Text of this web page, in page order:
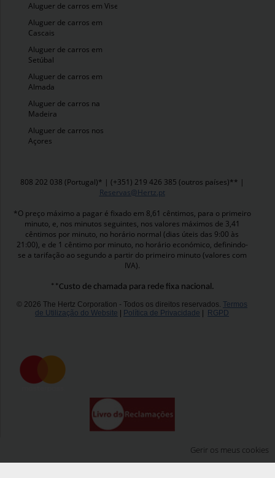
Aluguer de carros em Viseu
Aluguer de carros em
Cascais
Aluguer de carros em
Setúbal
Aluguer de carros em
Almada
Aluguer de carros na
Madeira
Aluguer de carros nos
Açores
808 202 038 (Portugal)* | (+351) 219 426 385 (outros países)** |
Reservas@Hertz.pt
*O preço máximo a pagar é fixado em 8,61 cêntimos, para o primeiro
minuto, e, nos minutos seguintes, nos valores máximos de 3,41
cêntimos por minuto, no horário normal (dias úteis das 9:00 às
21:00), e de 1 cêntimo por minuto, no horário económico, definindo-
se a tarifação ao segundo a partir do primeiro minuto (valores com
IVA).
**Custo de chamada para rede fixa nacional.
© 2026 The Hertz Corporation - Todos os direitos reservados. Termos
de Utilização do Website
Política de Privacidade RGPD
Gerir os meus cookies